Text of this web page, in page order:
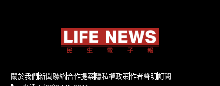
關於我們新聞聯絡合作提案隱私權政策作者聲明訂閱